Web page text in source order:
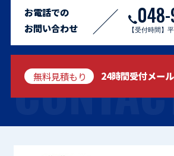
お電話での
お問い合わせ
【受付時間】
無料見積もり 24時間受付メー